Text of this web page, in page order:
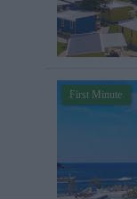
First Minute